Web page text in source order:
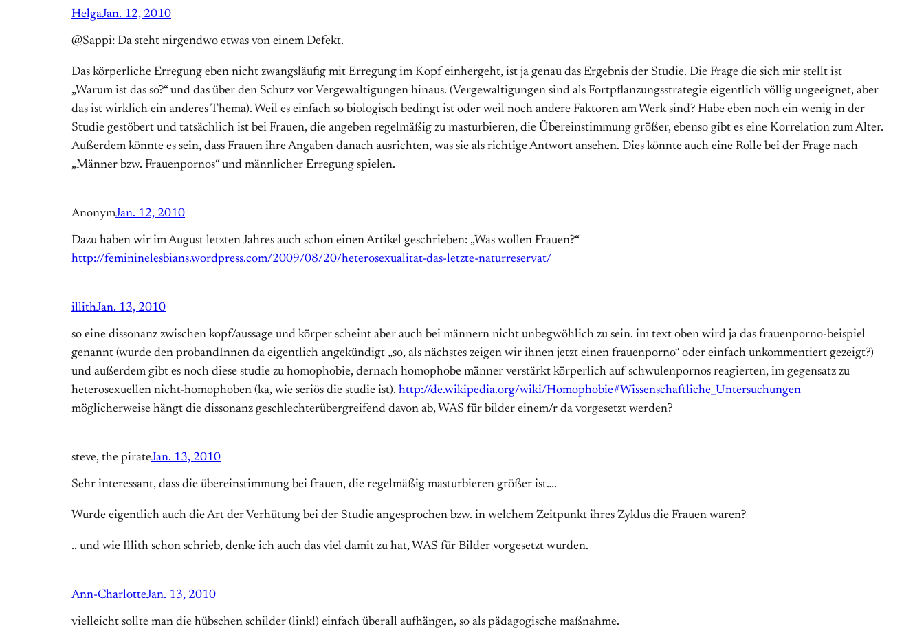
HelgaJan. 12, 2010
@Sappi: Da steht nirgendwo etwas von einem Defekt.
Das körperliche Erregung eben nicht zwangsläufig mit Erregung im Kopf einhergeht, ist ja genau das Ergebnis der Studie. Die Frage die sich mir stellt ist
„Warum ist das so?“ und das über den Schutz vor Vergewaltigungen hinaus. (Vergewaltigungen sind als Fortpflanzungsstrategie eigentlich völlig ungeeignet, aber
das ist wirklich ein anderes Thema). Weil es einfach so biologisch bedingt ist oder weil noch andere Faktoren am Werk sind? Habe eben noch ein wenig in der
Studie gestöbert und tatsächlich ist bei Frauen, die angeben regelmäßig zu masturbieren, die Übereinstimmung größer, ebenso gibt es eine Korrelation zum Alter.
Außerdem könnte es sein, dass Frauen ihre Angaben danach ausrichten, was sie als richtige Antwort ansehen. Dies könnte auch eine Rolle bei der Frage nach
„Männer bzw. Frauenpornos“ und männlicher Erregung spielen.
AnonymJan. 12, 2010
Dazu haben wir im August letzten Jahres auch schon einen Artikel geschrieben: „Was wollen Frauen?“
http://femininelesbians.wordpress.com/2009/08/20/heterosexualitat-das-letzte-naturreservat/
illithJan. 13, 2010
so eine dissonanz zwischen kopf/aussage und körper scheint aber auch bei männern nicht unbegwöhlich zu sein. im text oben wird ja das frauenporno-beispiel
genannt (wurde den probandInnen da eigentlich angekündigt „so, als nächstes zeigen wir ihnen jetzt einen frauenporno“ oder einfach unkommentiert gezeigt?)
und außerdem gibt es noch diese studie zu homophobie, dernach homophobe männer verstärkt körperlich auf schwulenpornos reagierten, im gegensatz zu
heterosexuellen nicht-homophoben (ka, wie seriös die studie ist). http://de.wikipedia.org/wiki/Homophobie#Wissenschaftliche_Untersuchungen
möglicherweise hängt die dissonanz geschlechterübergreifend davon ab, WAS für bilder einem/r da vorgesetzt werden?
steve, the pirateJan. 13, 2010
Sehr interessant, dass die übereinstimmung bei frauen, die regelmäßig masturbieren größer ist….
Wurde eigentlich auch die Art der Verhütung bei der Studie angesprochen bzw. in welchem Zeitpunkt ihres Zyklus die Frauen waren?
.. und wie Illith schon schrieb, denke ich auch das viel damit zu hat, WAS für Bilder vorgesetzt wurden.
Ann-CharlotteJan. 13, 2010
vielleicht sollte man die hübschen schilder (link!) einfach überall aufhängen, so als pädagogische maßnahme.